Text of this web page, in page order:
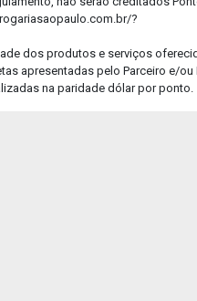
?
dos produtos e serviços
apresentadas pelo Parceiro e/ou
na paridade dólar por ponto.
receita.
do arquivo